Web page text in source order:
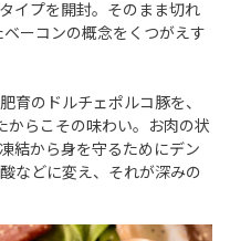
イプを開封。そのまま切れ
ーコンの概念をくつがえす
育のドルチェポルコ豚を、
らこその味わい。お肉の状
結から身を守るためにデン
などに変え、それが深みの